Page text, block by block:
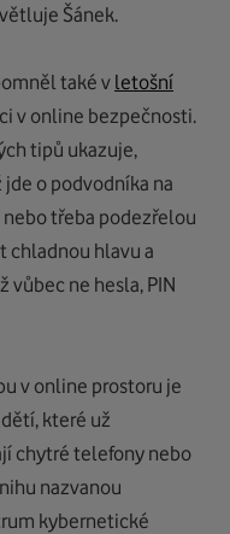
Šánek.
něl také v letošní
v online bezpečnosti.
tipů ukazuje,
jde o podvodníka na
třeba podezřelou
chladnou hlavu a
vůbec ne hesla, PIN
v online prostoru je
které už
chytré telefony nebo
nazvanou
kybernetické